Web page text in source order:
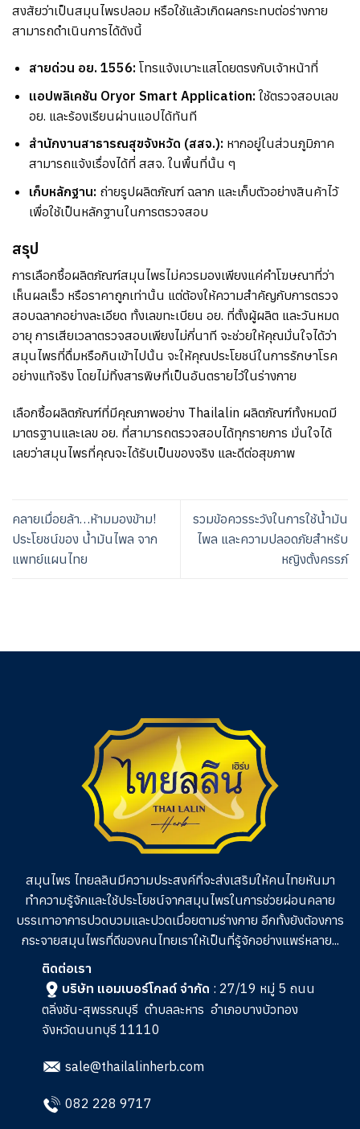
สงสัยว่าเป็นสมุนไพรปลอม หรือใช้แล้วเกิดผลกระทบต่อร่างกาย
สามารถดำเนินการได้ดังนี้
สายด่วน อย. 1556: โทรแจ้งเบาะแสโดยตรงกับเจ้าหน้าที่
แอปพลิเคชัน Oryor Smart Application: ใช้ตรวจสอบเลข
อย. และร้องเรียนผ่านแอปได้ทันที
สำนักงานสาธารณสุขจังหวัด (สสจ.): หากอยู่ในส่วนภูมิภาค
สามารถแจ้งเรื่องได้ที่ สสจ. ในพื้นที่นั้น ๆ
เก็บหลักฐาน: ถ่ายรูปผลิตภัณฑ์ ฉลาก และเก็บตัวอย่างสินค้าไว้
เพื่อใช้เป็นหลักฐานในการตรวจสอบ
สรุป
การเลือกซื้อผลิตภัณฑ์สมุนไพรไม่ควรมองเพียงแค่คำโฆษณาที่ว่า
เห็นผลเร็ว หรือราคาถูกเท่านั้น แต่ต้องให้ความสำคัญกับการตรวจ
สอบฉลากอย่างละเอียด ทั้งเลขทะเบียน อย. ที่ตั้งผู้ผลิต และวันหมด
อายุ การเสียเวลาตรวจสอบเพียงไม่กี่นาที จะช่วยให้คุณมั่นใจได้ว่า
สมุนไพรที่ดื่มหรือกินเข้าไปนั้น จะให้คุณประโยชน์ในการรักษาโรค
อย่างแท้จริง โดยไม่ทิ้งสารพิษที่เป็นอันตรายไว้ในร่างกาย
เลือกซื้อผลิตภัณฑ์ที่มีคุณภาพอย่าง Thailalin ผลิตภัณฑ์ทั้งหมดมี
มาตรฐานและเลข อย. ที่สามารถตรวจสอบได้ทุกรายการ มั่นใจได้
เลยว่าสมุนไพรที่คุณจะได้รับเป็นของจริง และดีต่อสุขภาพ
คลายเมื่อยล้า…ห้ามมองข้าม!
ประโยชน์ของ น้ำมันไพล จาก
แพทย์แผนไทย
รวมข้อควรระวังในการใช้น้ำมัน
ไพล และความปลอดภัยสำหรับ
หญิงตั้งครรภ์
สมุนไพร ไทยลลินมีความประสงค์ที่จะส่งเสริมให้คนไทยหันมา
ทำความรู้จักและใช้ประโยชน์จากสมุนไพรในการช่วยผ่อนคลาย
บรรเทาอาการปวดบวมและปวดเมื่อยตามร่างกาย อีกทั้งยังต้องการ
กระจายสมุนไพรที่ดีของคนไทยเราให้เป็นที่รู้จักอย่างแพร่หลาย...
ติดต่อเรา
บริษัท แอมเบอร์โกลด์ จำกัด : 27/19 หมู่ 5 ถนน
ตลิ่งชัน-สุพรรณบุรี ตำบลละหาร อำเภอบางบัวทอง
จังหวัดนนทบุรี 11110
sale@thailalinherb.com
082 228 9717